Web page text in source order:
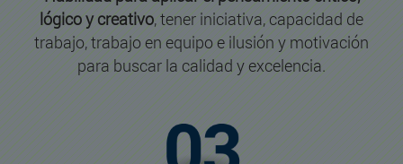
lógico y creativo, tener iniciativa, capacidad de
trabajo, trabajo en equipo e ilusión y motivación
para buscar la calidad y excelencia.